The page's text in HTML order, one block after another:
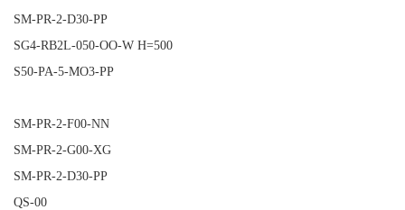
SM-PR-2-D30-PP
SG4-RB2L-050-OO-W H=500
S50-PA-5-MO3-PP
SM-PR-2-F00-NN
SM-PR-2-G00-XG
SM-PR-2-D30-PP
QS-00